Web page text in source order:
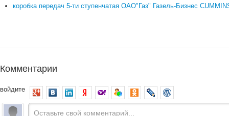
коробка передач 5-ти ступенчатая ОАО"Газ" Газель-Бизнес
Комментарии
войдите